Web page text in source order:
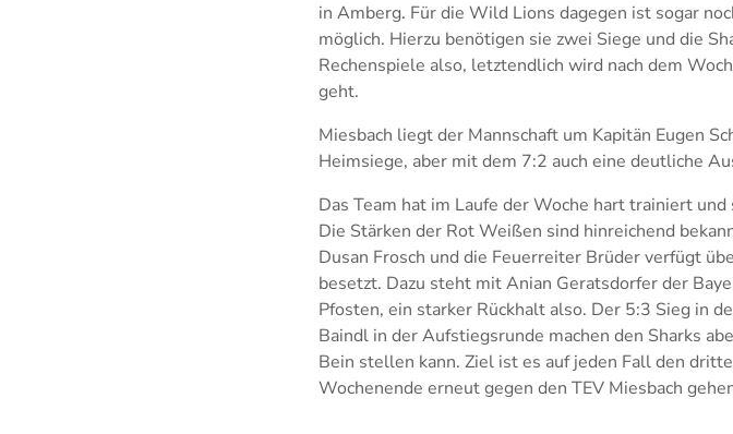
in Amberg. Für die Wild Lions dagegen ist sogar
möglich. Hierzu benötigen sie zwei Siege und die
Rechenspiele also, letztendlich wird nach dem
geht.
Miesbach liegt der Mannschaft um Kapitän Eugen
Heimsiege, aber mit dem 7:2 auch eine deutliche
Das Team hat im Laufe der Woche hart trainiert
Die Stärken der Rot Weißen sind hinreichend
Dusan Frosch und die Feuerreiter Brüder verfügt
besetzt. Dazu steht mit Anian Geratsdorfer der
Pfosten, ein starker Rückhalt also. Der 5:3 Sieg in
Baindl in der Aufstiegsrunde machen den Sharks
Bein stellen kann. Ziel ist es auf jeden Fall den
Wochenende erneut gegen den TEV Miesbach